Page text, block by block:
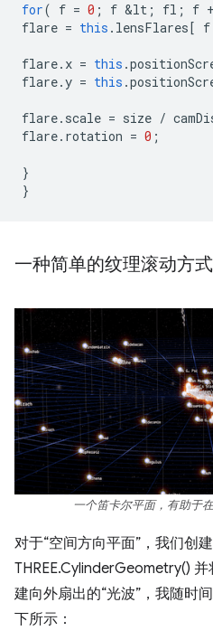
for( f = 0 ; f &lt ; fl ; f
flare = this . lensFlares[ f
flare. x = this .
flare.y = this .
flare. scale = size /
flare. rotation = 0 ;
}
}
一种简单的纹理滚动方式
一个笛卡尔平面，有助于
对于“空间方向平面”，我们创
THREE.CylinderGeometry()
建向外扇出的“光波”，我随时
下所示：